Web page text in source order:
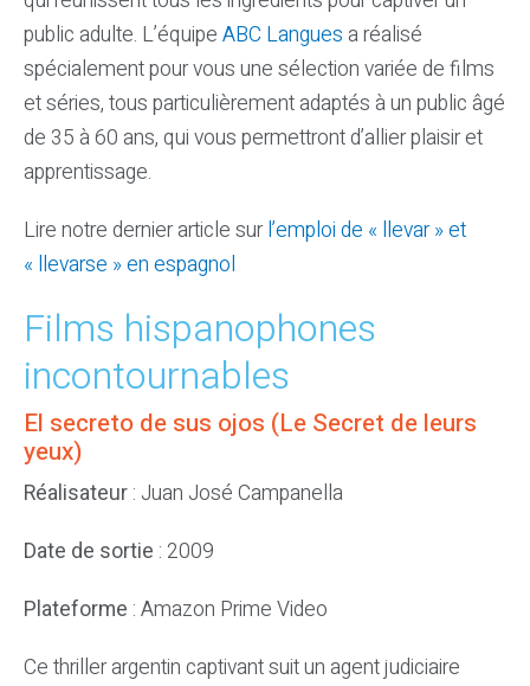
public adulte. L’équipe ABC Langues a réalisé
spécialement pour vous une sélection variée de films
et séries, tous particulièrement adaptés à un public âgé
de 35 à 60 ans, qui vous permettront d’allier plaisir et
apprentissage.
Lire notre dernier article surl’emploi de « llevar » et
« llevarse » en espagnol
Films hispanophones
incontournables
El secreto de sus ojos (Le Secret de leurs
yeux)
Réalisateur : Juan José Campanella
Date de sortie : 2009
Plateforme : Amazon Prime Video
Ce thriller argentin captivant suit un agent judiciaire